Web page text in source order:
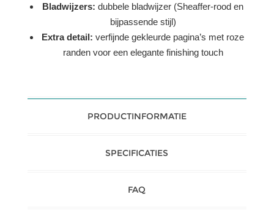
Bladwijzers: dubbele bladwijzer (Sheaffer-rood en
bijpassende stijl)
Extra detail: verfijnde gekleurde pagina’s met roze
randen voor een elegante finishing touch
PRODUCTINFORMATIE
SPECIFICATIES
FAQ